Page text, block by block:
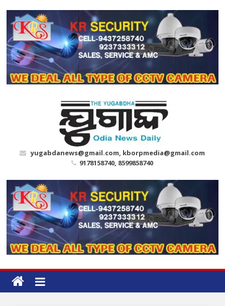
content
yugabdanews@gmail.com, kborpmedia@gmail.com
9178158740, 8599858740